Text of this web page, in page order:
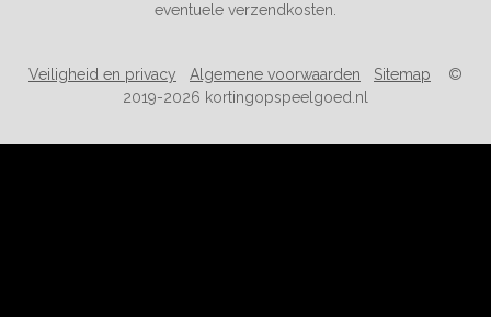
eventuele verzendkosten.
Veiligheid en privacy Algemene voorwaarden Sitemap ©
2019-2026 kortingopspeelgoed.nl